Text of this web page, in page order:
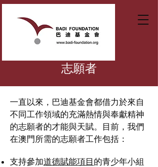
志願者
一直以來，巴迪基金會都借力於來自
不同工作領域的充滿熱情與奉獻精神
的志願者的才能與天賦。目前，我們
在澳門所需的志願者工作包括：
支持參加道德賦能項目 的青少年小組